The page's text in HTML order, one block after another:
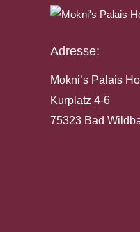
Adresse:
Mokni’s Palais
Kurplatz 4-6
75323 Bad